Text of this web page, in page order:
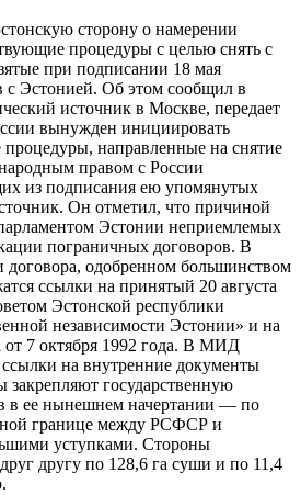
сторону о намерении
процедуры с целью снять с
при подписании 18 мая
с Эстонией. Об этом сообщил в
источник в Москве, передает
вынужден инициировать
процедуры, направленные на снятие
правом с России
из подписания ею упомянутых
Он отметил, что причиной
Эстонии неприемлемых
пограничных договоров. В
одобренном большинством
ссылки на принятый 20 августа
Эстонской республики
независимости Эстонии» и на
от 7 октября 1992 года. В МИД
на внутренние документы
государственную
в ее нынешнем начертании — по
границе между РСФСР и
уступками. Стороны
другу по 128,6 га суши и по 11,4